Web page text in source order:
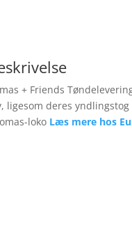
+ Friends
deres yndlingstog
loko Læs mere hos